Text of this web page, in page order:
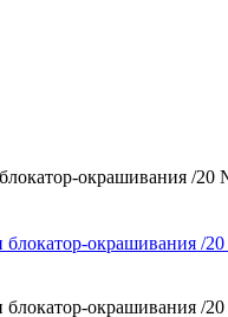
окрашивания /20